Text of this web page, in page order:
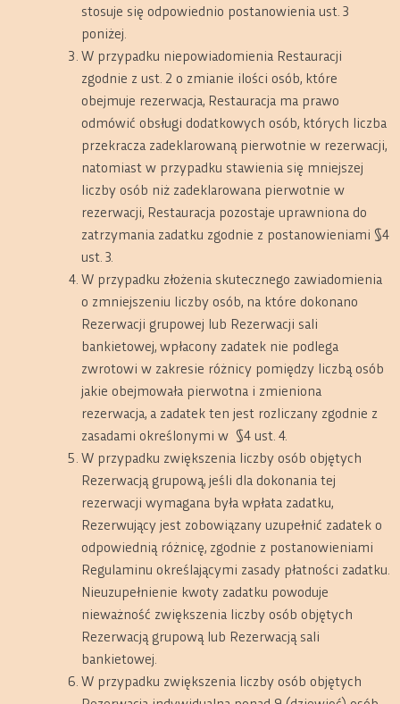
stosuje się odpowiednio postanowienia ust. 3
poniżej.
W przypadku niepowiadomienia Restauracji
zgodnie z ust. 2 o zmianie ilości osób, które
obejmuje rezerwacja, Restauracja ma prawo
odmówić obsługi dodatkowych osób, których liczba
przekracza zadeklarowaną pierwotnie w rezerwacji,
natomiast w przypadku stawienia się mniejszej
liczby osób niż zadeklarowana pierwotnie w
rezerwacji, Restauracja pozostaje uprawniona do
zatrzymania zadatku zgodnie z postanowieniami §4
ust. 3.
W przypadku złożenia skutecznego zawiadomienia
o zmniejszeniu liczby osób, na które dokonano
Rezerwacji grupowej lub Rezerwacji sali
bankietowej, wpłacony zadatek nie podlega
zwrotowi w zakresie różnicy pomiędzy liczbą osób
jakie obejmowała pierwotna i zmieniona
rezerwacja, a zadatek ten jest rozliczany zgodnie z
zasadami określonymi w §4 ust. 4.
W przypadku zwiększenia liczby osób objętych
Rezerwacją grupową, jeśli dla dokonania tej
rezerwacji wymagana była wpłata zadatku,
Rezerwujący jest zobowiązany uzupełnić zadatek o
odpowiednią różnicę, zgodnie z postanowieniami
Regulaminu określającymi zasady płatności zadatku.
Nieuzupełnienie kwoty zadatku powoduje
nieważność zwiększenia liczby osób objętych
Rezerwacją grupową lub Rezerwacją sali
bankietowej.
W przypadku zwiększenia liczby osób objętych